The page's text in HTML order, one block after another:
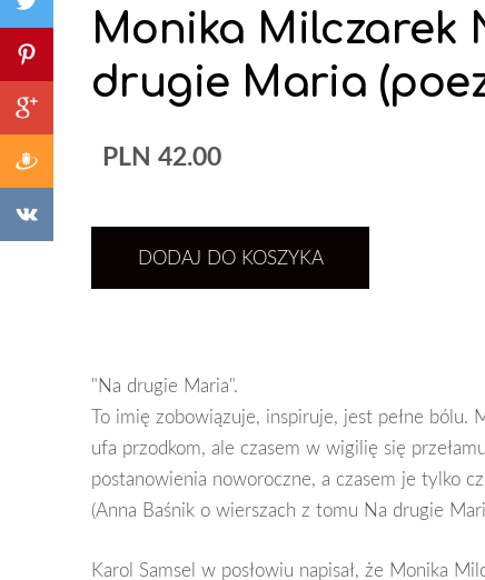
Monika Milczarek
drugie Maria
PLN 42.00
DODAJ DO KOSZYKA
"Na drugie Maria".
To imię zobowiązuje, inspiruje, jest pełne bólu.
ufa przodkom, ale czasem w wigilię się
postanowienia noworoczne, a czasem je tylko
(Anna Baśnik o wierszach z tomu Na drugie
Karol Samsel w posłowiu napisał, że Monika